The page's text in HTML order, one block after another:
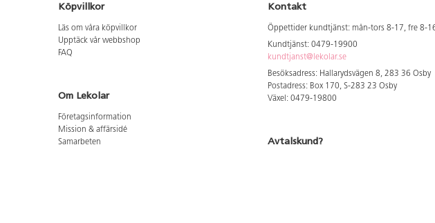
Köpvillkor
Läs om våra köpvillkor
Upptäck vår webbshop
FAQ
Om Lekolar
Företagsinformation
Mission & affärsidé
Samarbeten
Kontakt
Öppettider kundtjänst: mån-tors 8-17, fre 8-
Kundtjänst: 0479-19900
kundtjanst@lekolar.se
Besöksadress: Hallarydsvägen 8, 283 36 Osby
Postadress: Box 170, S-283 23 Osby
Växel: 0479-19800
Avtalskund?